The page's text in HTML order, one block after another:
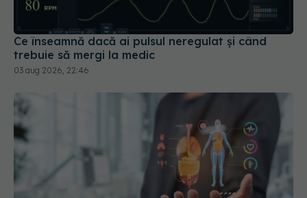
Ce înseamnă dacă ai pulsul neregulat și când
trebuie să mergi la medic
03 aug 2026, 22:46